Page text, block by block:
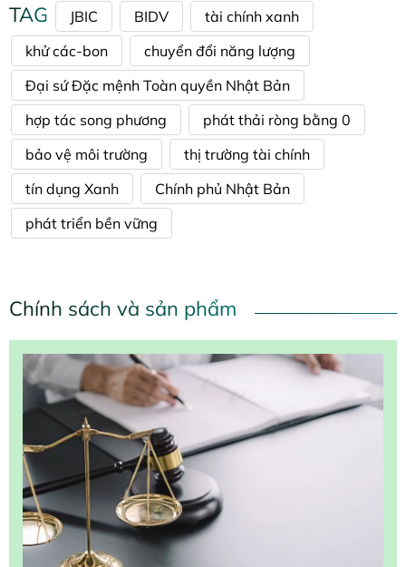
TAG JBIC BIDV
tài chính xanh
khử các-bon
chuyển đổi năng lượng
Đại sứ Đặc mệnh Toàn quyền Nhật Bản
hợp tác song phương
phát thải ròng bằng 0
bảo vệ môi trường
thị trường tài chính
tín dụng Xanh
Chính phủ Nhật Bản
phát triển bền vững
Chính sách và sản phẩm